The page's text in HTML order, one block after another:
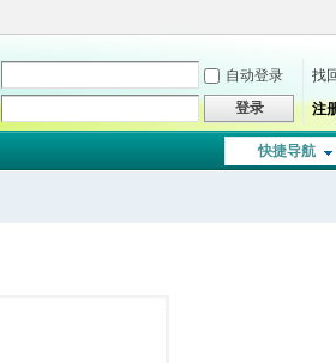
自动登录
找
登录 注
快捷导航